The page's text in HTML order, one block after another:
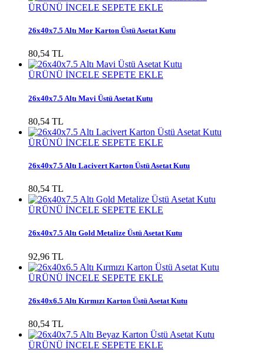
ÜRÜNÜ İNCELE SEPETE EKLE
26x40x7.5 Altı Mor Karton Üstü Asetat Kutu
80,54 TL
ÜRÜNÜ İNCELE SEPETE EKLE
26x40x7.5 Altı Mavi Üstü Asetat Kutu
80,54 TL
ÜRÜNÜ İNCELE SEPETE EKLE
26x40x7.5 Altı Lacivert Karton Üstü Asetat Kutu
80,54 TL
ÜRÜNÜ İNCELE SEPETE EKLE
26x40x7.5 Altı Gold Metalize Üstü Asetat Kutu
92,96 TL
ÜRÜNÜ İNCELE SEPETE EKLE
26x40x6.5 Altı Kırmızı Karton Üstü Asetat Kutu
80,54 TL
ÜRÜNÜ İNCELE SEPETE EKLE